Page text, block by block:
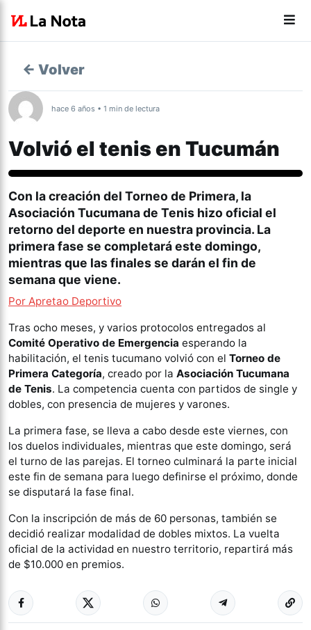
← Volver
hace 6 años • 1 min de lectura
Volvió el tenis en Tucumán
Con la creación del Torneo de Primera, la
Asociación Tucumana de Tenis hizo oficial el
retorno del deporte en nuestra provincia. La
primera fase se completará este domingo,
mientras que las finales se darán el fin de
semana que viene.
Por Apretao Deportivo
Tras ocho meses, y varios protocolos entregados al
Comité Operativo de Emergencia esperando la
habilitación, el tenis tucumano volvió con el Torneo de
Primera Categoría, creado por la Asociación Tucumana
de Tenis. La competencia cuenta con partidos de single y
dobles, con presencia de mujeres y varones.
La primera fase, se lleva a cabo desde este viernes, con
los duelos individuales, mientras que este domingo, será
el turno de las parejas. El torneo culminará la parte inicial
este fin de semana para luego definirse el próximo, donde
se disputará la fase final.
Con la inscripción de más de 60 personas, también se
decidió realizar modalidad de dobles mixtos. La vuelta
oficial de la actividad en nuestro territorio, repartirá más
de $10.000 en premios.